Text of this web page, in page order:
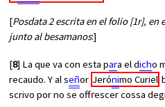
[Posdata 2 escrita en el folio [1r],
junto al besamanos:]
[8] La que va con esta para el dicho
recaudo. Y al señor Jerónimo Curiel
scrivo por no se offrescer cossa